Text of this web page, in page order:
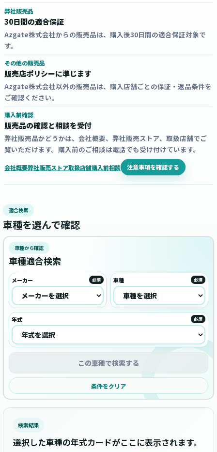
弊社販売品
30日間の適合保証
Azgate株式会社からの販売品は、購入後30日間の適合保証対象で
す。
その他の販売品
販売店ポリシーに準じます
Azgate株式会社以外の販売品は、購入店舗ごとの保証・返品条件を
ご確認ください。
購入前確認
販売品の確認と相談を受付
弊社販売品かどうかは、会社概要、弊社販売ストア、取扱店舗でご
覧いただけます。購入前のご相談は電話でも受け付けています。
会社概要弊社販売ストア取扱店舗購入前相談 注意事項を確認する
適合検索
車種を選んで確認
車種から確認
車種適合検索
メーカー 必須 車種 必須
年式 必須
この車種で検索する
条件をクリア
検索結果
選択した車種の年式カードがここに表示されます。